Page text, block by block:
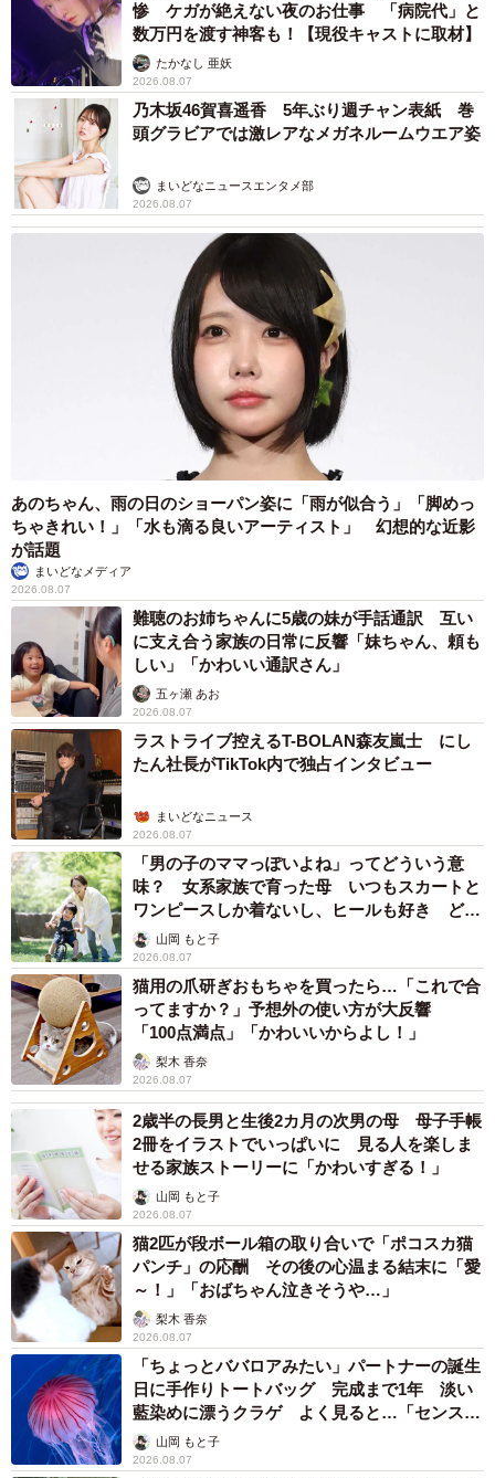
れていることを知りながらスマートに連れて来たのかもし
れない…と考えます。そして日常に戻ったドラッグストア
で、今度飲み会外しがあったら、勇気を出して社員子さん
のように振る舞いたいと思ったのでした。
バイト先の飲み会外しの話(1/4)
— あさのゆきこ (@YUKIKOASANO)October 24, 2023
漫画の社員子さんの対応に「社員子さん素敵。これはス
マートなやり方ですね。」と称賛の声が続々。また、飲み
会でモヤモヤした実体験も集まりました。
「社員子さんの立場になっちゃってテンパった事あった
な、こういうの面倒いよね」
「こう言う事をやる奴はナチュラルにやるから厄介なんだ
「わかるーこれ結構あります。なんだかんだどこかから耳
に入るんですよね… 女子会なのに私だけ誘われないとか
もあります。こないだは誘ってくれなかったのにあとから
来ないー？って酔っ払って電話してきて殺意湧きました」
「私も職場では無いですが学生時代にありました。部活の
練習の後「じゃあね👋」って解散した後私抜きで再集合し
てご飯食べていたことをSNSで知りました」
「飲みの規模大きくしたくないじゃん？って言われて限定
飲み会誘われるのでいつもモヤって、行くの断ってます
誘うならみんな誘えやーっていつも思います Aさんに声掛
けた方は素敵な方ですね」
あさのさんに、当時のことを聞きました。
──漫画は実話ですか？
はい、実話です。大学時代のバイトの話です。
──飲み会の集合場所に、社員子さんとＡさんが現れたと
き、先輩を含めてどんな雰囲気だったのでしょうか。
皆さんは飲み会の参加メンバーを細かく把握していなか
ったみたいなので、普通に受け入れてるように見えまし
た…が、裏ではどう思っていたのかいまだに分かりませ
ん。
惨 ケガが絶えない夜のお仕事 「病院代」と
数万円を渡す神客も！【現役キャストに取材】
たかなし 亜妖
2026.08.07
乃木坂46賀喜遥香 5年ぶり週チャン表紙 巻
頭グラビアでは激レアなメガネルームウエア姿
まいどなニュースエンタメ部
2026.08.07
あのちゃん、雨の日のショーパン姿に「雨が似合う」「脚めっ
ちゃきれい！」「水も滴る良いアーティスト」 幻想的な近影
が話題
まいどなメディア
2026.08.07
難聴のお姉ちゃんに5歳の妹が手話通訳 互い
に支え合う家族の日常に反響「妹ちゃん、頼も
しい」「かわいい通訳さん」
五ヶ瀬 あお
2026.08.07
ラストライブ控えるT-BOLAN森友嵐士 にし
たん社長がTikTok内で独占インタビュー
まいどなニュース
2026.08.07
「男の子のママっぽいよね」ってどういう意
味？ 女系家族で育った母 いつもスカートと
ワンピースしか着ないし、ヒールも好き どの
へんが…
山岡 もと子
2026.08.07
猫用の爪研ぎおもちゃを買ったら…「これで合
ってますか？」予想外の使い方が大反響
「100点満点」「かわいいからよし！」
梨木 香奈
2026.08.07
2歳半の長男と生後2カ月の次男の母 母子手帳
2冊をイラストでいっぱいに 見る人を楽しま
せる家族ストーリーに「かわいすぎる！」
山岡 もと子
2026.08.07
猫2匹が段ボール箱の取り合いで「ポコスカ猫
パンチ」の応酬 その後の心温まる結末に「愛
～！」「おばちゃん泣きそうや…」
梨木 香奈
2026.08.07
「ちょっとババロアみたい」パートナーの誕生
日に手作りトートバッグ 完成まで1年 淡い
藍染めに漂うクラゲ よく見ると…「センスす
ごい」山岡 もと子
2026.08.07